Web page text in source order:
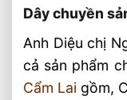
Dây chuyền
Anh Diệu chị
cả sản phẩm
Cẩm Lai gồm,